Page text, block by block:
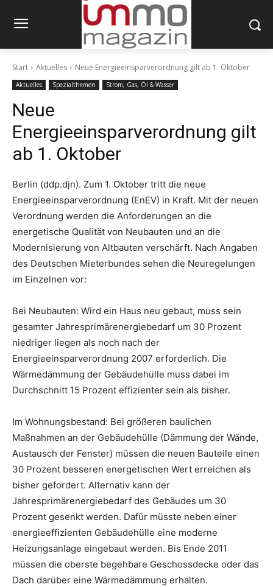
Start Aktuelles Neue Energieeinsparverordnung gilt ab 1. Oktober
Aktuelles Spezialthemen Strom, Gas, Öl & Wasser
Neue
Energieeinsparverordnung gilt
ab 1. Oktober
Berlin (ddp.djn). Zum 1. Oktober tritt die neue
Energieeinsparverordnung (EnEV) in Kraft. Mit der neuen
Verordnung werden die Anforderungen an die
energetische Qualität von Neubauten und an die
Modernisierung von Altbauten verschärft. Nach Angaben
des Deutschen Mieterbundes sehen die Neuregelungen
im Einzelnen vor:
Bei Neubauten: Wird ein Haus neu gebaut, muss sein
gesamter Jahresprimärenergiebedarf um 30 Prozent
niedriger liegen als noch nach der
Energieeinsparverordnung 2007 erforderlich. Die
Wärmedämmung der Gebäudehülle muss dabei im
Durchschnitt 15 Prozent effizienter sein als bisher.
Im Wohnungsbestand: Bei größeren baulichen
Maßnahmen an der Gebäudehülle (Dämmung der Wände,
Austausch der Fenster) müssen die neuen Bauteile einen
30 Prozent besseren energetischen Wert erreichen als
bisher gefordert. Alternativ kann der
Jahresprimärenergiebedarf des Gebäudes um 30
Prozent gesenkt werden. Dafür müsste neben einer
energieeffizienten Gebäudehülle eine moderne
Heizungsanlage eingebaut werden. Bis Ende 2011
müssen die oberste begehbare Geschossdecke oder das
Dach darüber eine Wärmedämmung erhalten.